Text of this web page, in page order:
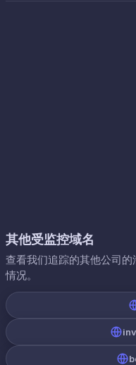
其他受监控域名
查看我们追踪的其他公司
情况。